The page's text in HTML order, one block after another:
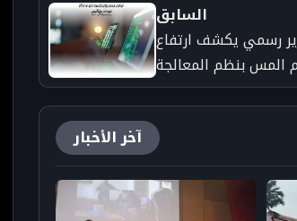
السابق
رسمي يكشف ارتفاع
المس بنظم المعالجة
المعلوماتية بالمغرب
آخر الأخبار